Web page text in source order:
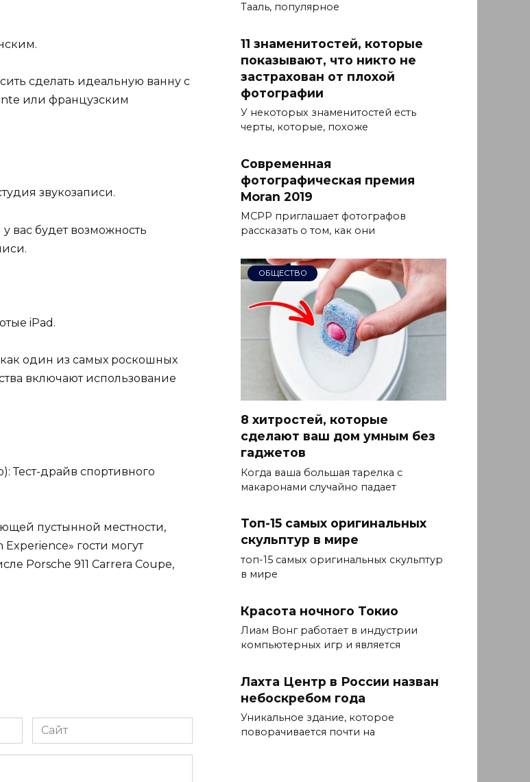
сделать идеальную ванну с
или французским
звукозаписи.
вас будет возможность
iPad.
как один из самых роскошных
включают использование
Тест-драйв спортивного
пустынной местности,
гости могут
Porsche 911 Carrera Coupe,
Сайт
Тааль, популярное
11 знаменитостей, которые
показывают, что никто не
застрахован от плохой
фотографии
У некоторых знаменитостей есть
черты, которые, похоже
Современная
фотографическая премия
Moran 2019
MCPP приглашает фотографов
рассказать о том, как они
ОБЩЕСТВО
8 хитростей, которые
сделают ваш дом умным без
гаджетов
Когда ваша большая тарелка с
макаронами случайно падает
Топ-15 самых оригинальных
скульптур в мире
топ-15 самых оригинальных скульптур
в мире
Красота ночного Токио
Лиам Вонг работает в индустрии
компьютерных игр и является
Лахта Центр в России назван
небоскребом года
Уникальное здание, которое
поворачивается почти на